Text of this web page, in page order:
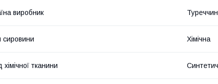
виробник
сировини Хімічна
хімічної тканини